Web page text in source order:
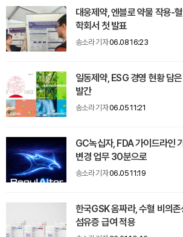
대웅제약, 엔블로 약물 작용-
학회서 첫 발표
송소라 기자06.08 16:23
일동제약, ESG 경영 현황 담
발간
송소라 기자06.05 11:21
GC녹십자, FDA 가이드라인
변경 업무 30분으로
송소라 기자06.05 11:19
한국GSK 옴짜라, 수혈 비의
섬유증 급여 적용